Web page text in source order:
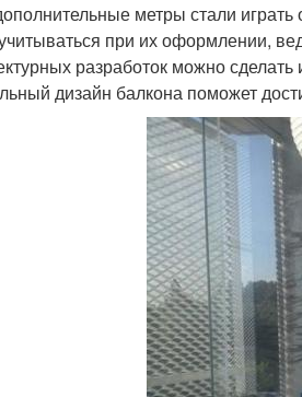
метры стали
при их оформлении,
разработок можно
дизайн балкона поможет